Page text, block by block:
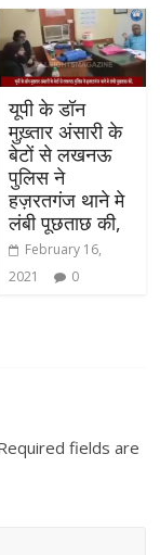
यूपी के डॉन
मुख़्तार अंसारी के
बेटों से लखनऊ
पुलिस ने
हज़रतगंज थाने मे
लंबी पूछताछ की,
February 16,
2021
0
fields are